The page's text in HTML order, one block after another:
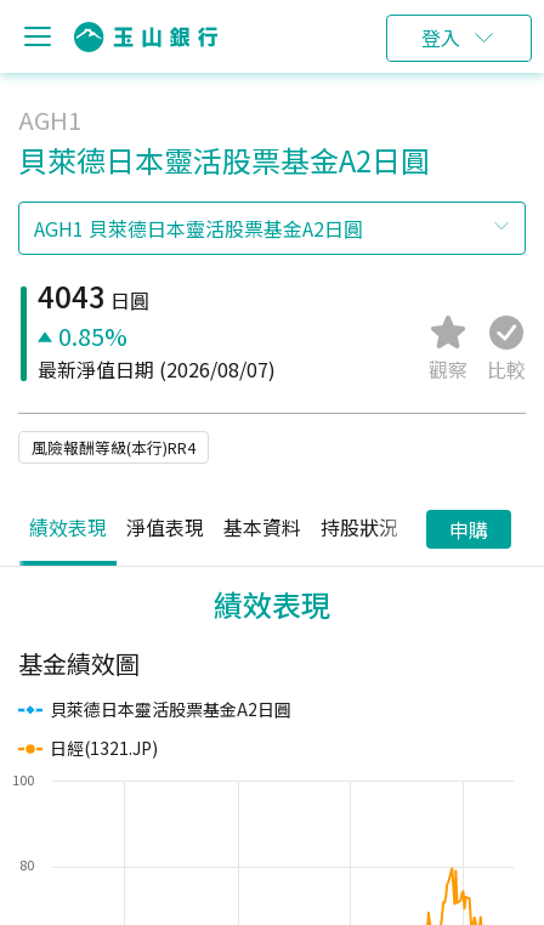
登入
AGH1
貝萊德日本靈活股票基金A2日圓
4043 日圓
0.85%
最新淨值日期 (2026/08/07) 觀察 比較
風險報酬等級(本行)RR4
績效表現 淨值表現 基本資料 持股狀況 配息狀況
申購
績效表現
基金績效圖
貝萊德日本靈活股票基金A2日圓
日經(1321.JP)
80
100